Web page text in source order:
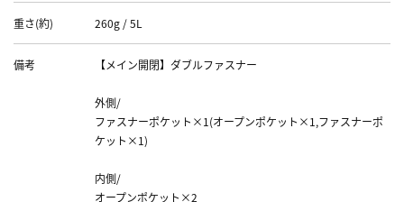
重さ(約) 260g / 5L
備考 【メイン開閉】ダブルファスナー
外側/
ファスナーポケット×1(オープンポケット×1,ファスナーポ
ケット×1)
内側/
オープンポケット×2